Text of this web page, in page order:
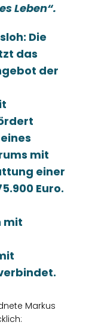
Leben“.
Die
das
der
mit
einer
Euro.
mit
Markus